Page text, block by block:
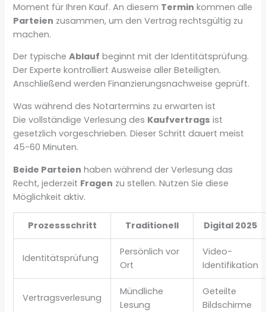
Moment für Ihren Kauf. An diesem Termin kommen alle
Parteien zusammen, um den Vertrag rechtsgültig zu
machen.
Der typischeAblauf beginnt mit der Identitätsprüfung.
Der Experte kontrolliert Ausweise aller Beteiligten.
Anschließend werden Finanzierungsnachweise geprüft.
Was während des Notartermins zu erwarten ist
Die vollständige Verlesung des Kaufvertrags ist
gesetzlich vorgeschrieben. Dieser Schritt dauert meist
45-60 Minuten.
Beide Parteien haben während der Verlesung das
Recht, jederzeit Fragen zu stellen. Nutzen Sie diese
Möglichkeit aktiv.
Prozessschritt Traditionell Digital 2025
Identitätsprüfung
Persönlich vor
Ort
Video-
Identifikation
Vertragsverlesung
Mündliche
Lesung
Geteilte
Bildschirme